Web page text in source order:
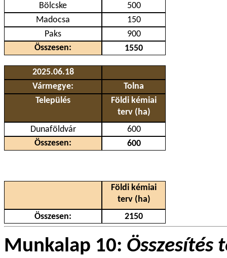
Bölcske
500
Madocsa
150
Paks
900
Összesen:
1550
2025.06.18
Vármegye:
Tolna
Település
Földi kémiai
terv (ha)
Dunaföldvár
600
Összesen:
600
Földi kémiai
terv (ha)
Összesen:
2150
Munkalap 10: Összesítés